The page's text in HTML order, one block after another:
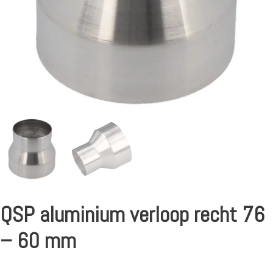
QSP aluminium verloop recht 76
– 60 mm